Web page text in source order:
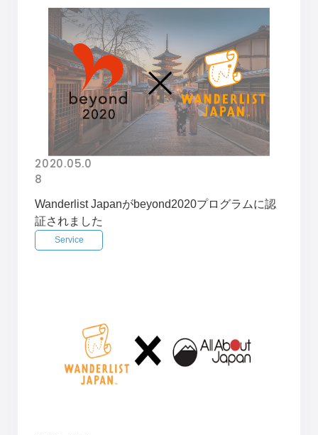
2020.05.0
8
Wanderlist Japanがbeyond2020プログラムに認
証されました
Service